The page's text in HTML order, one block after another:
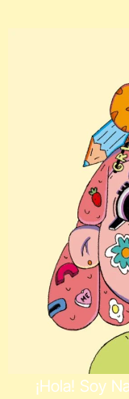
¡Hola! Soy